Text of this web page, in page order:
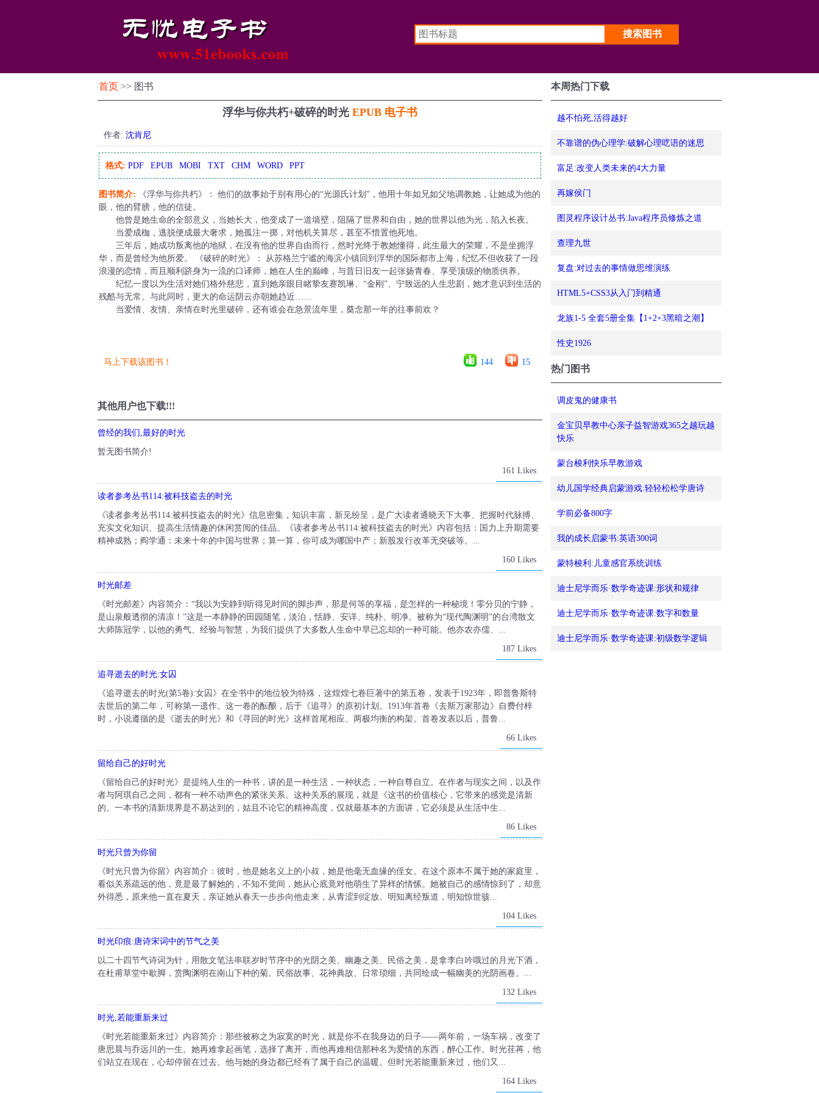
首页 >> 图书
浮华与你共朽+破碎的时光 EPUB 电子书
作者: 沈肯尼
格式: PDF EPUB MOBI TXT CHM WORD PPT
图书简介: 《浮华与你共朽》： 他们的故事始于别有用心的“光源氏计划”，他用十年如兄如父地调教她，让她成为他的
眼，他的臂膀，他的信徒。
他曾是她生命的全部意义，当她长大，他变成了一道墙壁，阻隔了世界和自由，她的世界以他为光，陷入长夜。
当爱成枷，逃脱便成最大奢求，她孤注一掷，对他机关算尽，甚至不惜置他死地。
三年后，她成功叛离他的地狱，在没有他的世界自由而行，然时光终于教她懂得，此生最大的荣耀，不是坐拥浮
华，而是曾经为他所爱。 《破碎的时光》： 从苏格兰宁谧的海滨小镇回到浮华的国际都市上海，纪忆不但收获了一段
浪漫的恋情，而且顺利跻身为一流的口译师，她在人生的巅峰，与昔日旧友一起张扬青春、享受顶级的物质供养。
纪忆一度以为生活对她们格外慈悲，直到她亲眼目睹挚友赛凯琳、“金刚”、宁致远的人生悲剧，她才意识到生活的
残酷与无常。与此同时，更大的命运阴云亦朝她趋近……
当爱情、友情、亲情在时光里破碎，还有谁会在急景流年里，奠念那一年的往事前欢？
马上下载该图书！ 144 15
其他用户也下载!!!
曾经的我们,最好的时光
暂无图书简介!
161 Likes
读者参考丛书114:被科技盗去的时光
《读者参考丛书114:被科技盗去的时光》信息密集，知识丰富，新见纷呈，是广大读者通晓天下大事、把握时代脉搏、
充实文化知识、提高生活情趣的休闲赏阅的佳品。《读者参考丛书114:被科技盗去的时光》内容包括：国力上升期需要
精神成熟；阎学通：未来十年的中国与世界；算一算，你可成为哪国中产；新股发行改革无突破等。...
160 Likes
时光邮差
《时光邮差》内容简介：“我以为安静到听得见时间的脚步声，那是何等的享福，是怎样的一种秘境！零分贝的宁静，
是山泉般透彻的清凉！”这是一本静静的田园随笔，淡泊，恬静、安详、纯朴、明净。被称为“现代陶渊明”的台湾散文
大师陈冠学，以他的勇气、经验与智慧，为我们提供了大多数人生命中早已忘却的一种可能。他亦农亦儒、...
187 Likes
追寻逝去的时光:女囚
《追寻逝去的时光(第5卷):女囚》在全书中的地位较为特殊，这煌煌七卷巨著中的第五卷，发表于1923年，即普鲁斯特
去世后的第二年，可称第一遗作。这一卷的酝酿，后于《追寻》的原初计划。1913年首卷《去斯万家那边》自费付梓
时，小说遵循的是《逝去的时光》和《寻回的时光》这样首尾相应、两极均衡的构架。首卷发表以后，普鲁...
66 Likes
留给自己的好时光
《留给自己的好时光》是提纯人生的一种书，讲的是一种生活，一种状态，一种自尊自立。在作者与现实之间，以及作
者与阿琪自己之间，都有一种不动声色的紧张关系。这种关系的展现，就是《这书的价值核心，它带来的感觉是清新
的。一本书的清新境界是不易达到的，姑且不论它的精神高度，仅就最基本的方面讲，它必须是从生活中生...
86 Likes
时光只曾为你留
《时光只曾为你留》内容简介：彼时，他是她名义上的小叔，她是他毫无血缘的侄女。在这个原本不属于她的家庭里，
看似关系疏远的他，竟是最了解她的，不知不觉间，她从心底竟对他萌生了异样的情愫。她被自己的感情惊到了，却意
外得悉，原来他一直在夏天，亲证她从春天一步步向他走来，从青涩到绽放。明知离经叛道，明知惊世骇...
104 Likes
时光印痕:唐诗宋词中的节气之美
以二十四节气诗词为针，用散文笔法串联岁时节序中的光阴之美、幽趣之美、民俗之美，是拿李白吟哦过的月光下酒，
在杜甫草堂中歇脚，赏陶渊明在南山下种的菊。民俗故事、花神典故、日常琐细，共同绘成一幅幽美的光阴画卷。...
132 Likes
时光,若能重新来过
《时光若能重新来过》内容简介：那些被称之为寂寞的时光，就是你不在我身边的日子——两年前，一场车祸，改变了
唐思晨与乔远川的一生。她再难拿起画笔，选择了离开，而他再难相信那种名为爱情的东西，醉心工作。时光荏苒，他
们站立在现在，心却停留在过去。他与她的身边都已经有了属于自己的温暖。但时光若能重新来过，他们又...
164 Likes
本周热门下载
越不怕死,活得越好
不靠谱的伪心理学:破解心理呓语的迷思
富足:改变人类未来的4大力量
再嫁侯门
图灵程序设计丛书:Java程序员修炼之道
查理九世
复盘:对过去的事情做思维演练
HTML5+CSS3从入门到精通
龙族1-5 全套5册全集【1+2+3黑暗之潮】
性史1926
热门图书
调皮鬼的健康书
金宝贝早教中心亲子益智游戏365之越玩越
快乐
蒙台梭利快乐早教游戏
幼儿国学经典启蒙游戏:轻轻松松学唐诗
学前必备800字
我的成长启蒙书:英语300词
蒙特梭利:儿童感官系统训练
迪士尼学而乐·数学奇迹课:形状和规律
迪士尼学而乐·数学奇迹课:数字和数量
迪士尼学而乐·数学奇迹课:初级数学逻辑